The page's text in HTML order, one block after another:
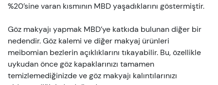
%20’sine varan kısmının MBD yaşadıklarını göstermiştir.
Göz makyajı yapmak MBD’ye katkıda bulunan diğer bir
nedendir. Göz kalemi ve diğer makyaj ürünleri
meibomian bezlerin açıklıklarını tıkayabilir. Bu, özellikle
uykudan önce göz kapaklarınızı tamamen
temizlemediğinizde ve göz makyajı kalıntılarınızı